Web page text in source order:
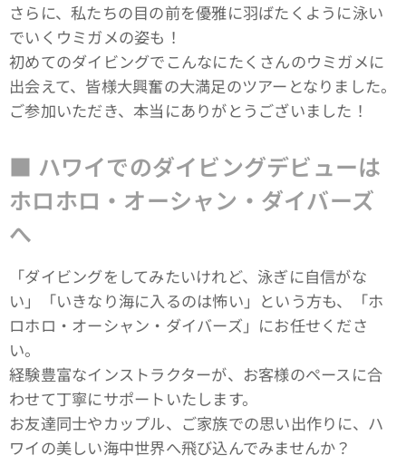
さらに、私たちの目の前を優雅に羽ばたくように泳い
でいくウミガメの姿も！
初めてのダイビングでこんなにたくさんのウミガメに
出会えて、皆様大興奮の大満足のツアーとなりました。
ご参加いただき、本当にありがとうございました！
■ ハワイでのダイビングデビューは
ホロホロ・オーシャン・ダイバーズ
へ
「ダイビングをしてみたいけれど、泳ぎに自信がな
い」「いきなり海に入るのは怖い」という方も、「ホ
ロホロ・オーシャン・ダイバーズ」にお任せくださ
い。
経験豊富なインストラクターが、お客様のペースに合
わせて丁寧にサポートいたします。
お友達同士やカップル、ご家族での思い出作りに、ハ
ワイの美しい海中世界へ飛び込んでみませんか？